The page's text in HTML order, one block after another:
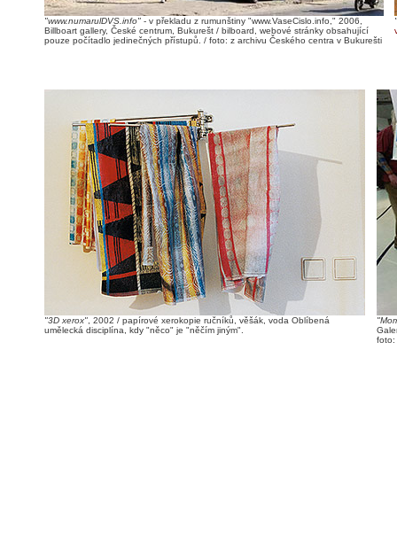
"3D xerox" , 2002 / papírové xerokopie ručníků, věšák, voda Oblíbená
umělecká disciplína, kdy "něco" je "něčím jiným".
"www.numarulDVS.info" - v překladu z rumunštiny "www.VaseCislo.info," 2006,
Billboart gallery, České centrum, Bukurešt / bilboard, webové stránky obsahující
pouze počítadlo jedinečných přístupů. / foto: z archivu Českého centra v Bukurešti
foto: